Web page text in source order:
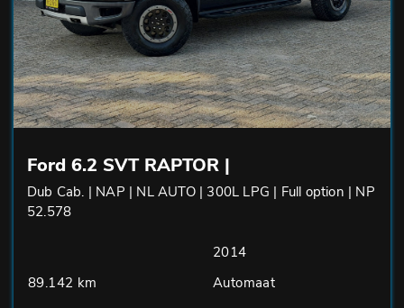
Ford 6.2 SVT RAPTOR |
Dub Cab. | NAP | NL AUTO | 300L LPG | Full option | NP
52.578
2014
89.142 km
Automaat